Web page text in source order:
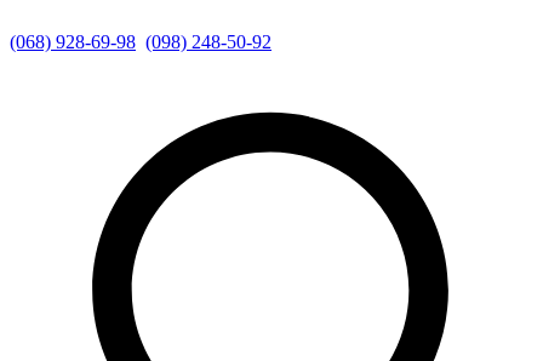
(068) 928-69-98 (098) 248-50-92